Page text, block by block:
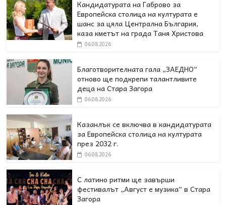
Кандидатурата на Габрово за
Европейска столица на културата е
шанс за цяла Централна България,
каза кметът на града Таня Христова
06.08.2026
Благотворителната гала „ЗАЕДНО“
отново ще подкрепи талантливите
деца на Стара Загора
06.08.2026
Казанлък се включва в кандидатурата
за Европейска столица на културата
през 2032 г.
06.08.2026
С латино ритми ще завърши
фестивалът „Август е музика“ в Стара
Загора